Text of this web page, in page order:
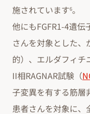
施されています6。
他にもFGFR1-4遺
さんを対象とした
的）、エルダフィ
II相RAGNAR試験（
子変異を有する筋層
患者さんを対象に、